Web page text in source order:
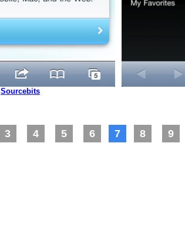
Sourcebits
3 4 5 6 7 8 9